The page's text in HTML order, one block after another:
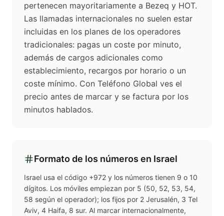
pertenecen mayoritariamente a Bezeq y HOT.
Las llamadas internacionales no suelen estar
incluidas en los planes de los operadores
tradicionales: pagas un coste por minuto,
además de cargos adicionales como
establecimiento, recargos por horario o un
coste mínimo. Con Teléfono Global ves el
precio antes de marcar y se factura por los
minutos hablados.
Formato de los números en Israel
Israel usa el código +972 y los números tienen 9 o 10
dígitos. Los móviles empiezan por 5 (50, 52, 53, 54,
58 según el operador); los fijos por 2 Jerusalén, 3 Tel
Aviv, 4 Haifa, 8 sur. Al marcar internacionalmente,